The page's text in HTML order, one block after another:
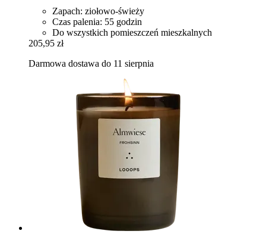
Zapach: ziołowo-świeży
Czas palenia: 55 godzin
Do wszystkich pomieszczeń mieszkalnych
205,95 zł
Darmowa dostawa do 11 sierpnia